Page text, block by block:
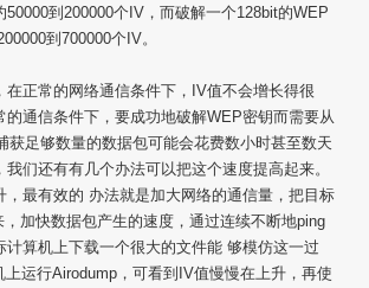
50000到200000个IV，而破解一个128bit的WEP
到700000个IV。
在正常的网络通信条件下，IV值不会增长得很
的通信条件下，要成功地破解WEP密钥而需要从
获足够数量的数据包可能会花费数小时甚至数天
们还有有几个办法可以把这个速度提高起来。
，最有效的 办法就是加大网络的通信量，把目标
加快数据包产生的速度，通过连续不断地ping
计算机上下载一个很大的文件能 够模仿这一过
运行Airodump，可看到IV值慢慢在上升，再使